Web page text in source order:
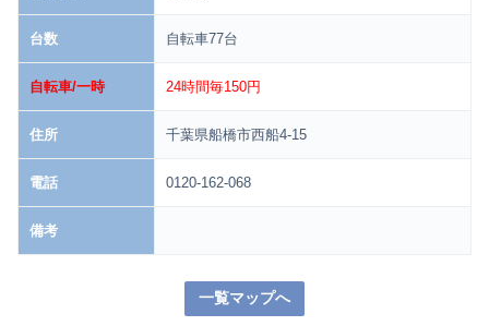
台数 自転車77台
自転車/一時 24時間毎150円
住所 千葉県船橋市西船4-15
電話 0120-162-068
備考
一覧マップへ